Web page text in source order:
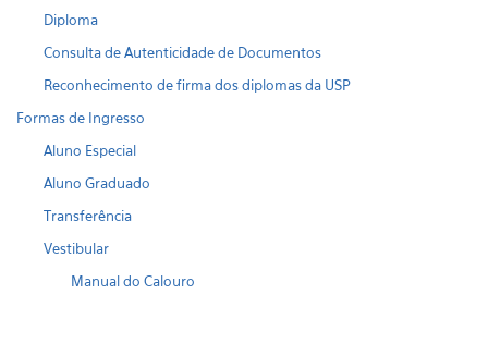
Diploma
Consulta de Autenticidade de Documentos
Reconhecimento de firma dos diplomas da USP
Formas de Ingresso
Aluno Especial
Aluno Graduado
Transferência
Vestibular
Manual do Calouro